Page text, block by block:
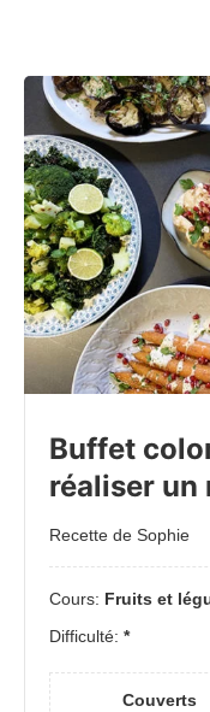
Buffet
réaliser un
Recette de Sophie
Cours: Fruits et
Difficulté: *
Couverts